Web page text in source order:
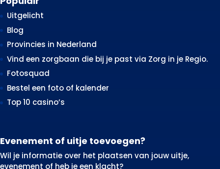
Uitgelicht
Blog
Provincies in Nederland
Vind een zorgbaan die bij je past via Zorg in je Regio.
Fotosquad
Bestel een foto of kalender
Top 10 casino’s
Evenement of uitje toevoegen?
Wil je informatie over het plaatsen van jouw uitje,
evenement of heb je een klacht?